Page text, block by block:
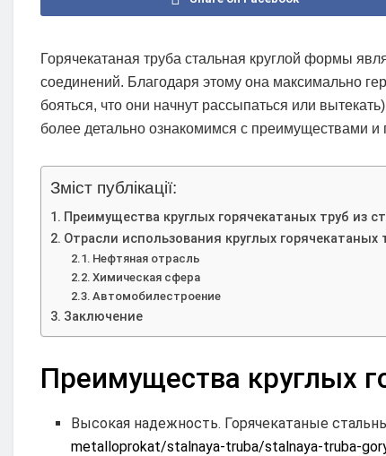
Горячекатаная труба стальная круглой формы
соединений. Благодаря этому она максимально
бояться, что они начнут рассыпаться или
более детально ознакомимся с преимуществами
Зміст публікації:
Преимущества круглых горячекатаных труб из
Отрасли использования круглых горячекатаных
Нефтяная отрасль
Химическая сфера
Автомобилестроение
Заключение
Преимущества круглых
Высокая надежность. Горячекатаные
metalloprokat/stalnaya-truba/stalnaya-truba-